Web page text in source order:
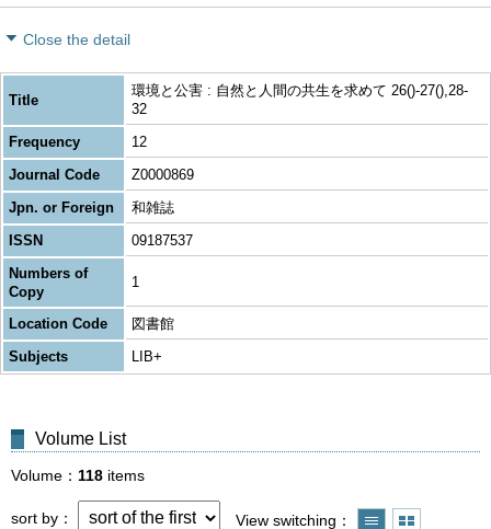
Close the detail
Title
環境と公害 : 自然と人間の共生を求めて 26()-27(),28-
32
Frequency
12
Journal Code
Z0000869
Jpn. or Foreign
和雑誌
ISSN
09187537
Numbers of
Copy
1
Location Code
図書館
Subjects
LIB+
Volume List
Volume 118 items
sort by View switching